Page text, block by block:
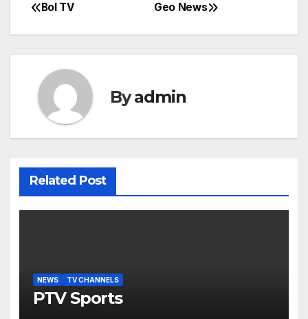
Post
navigation
Geo News
Bol TV
Byadmin
Related Post
NEWS TV CHANNELS
PTV Sports